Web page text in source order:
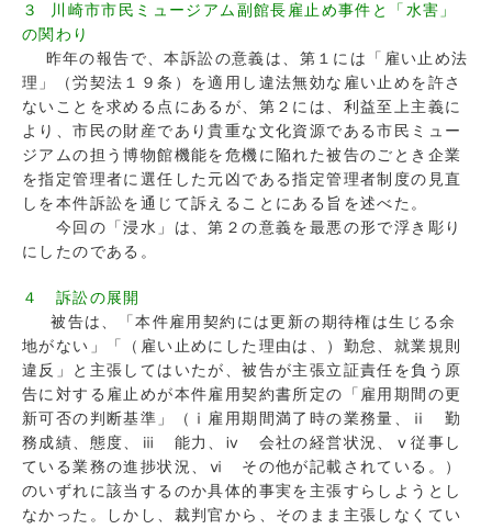
３ 川崎市市民ミュージアム副館長雇止め事件と「水害」
の関わり
昨年の報告で、本訴訟の意義は、第１には「雇い止め法
理」（労契法１９条）を適用し違法無効な雇い止めを許さ
ないことを求める点にあるが、第２には、利益至上主義に
より、市民の財産であり貴重な文化資源である市民ミュー
ジアムの担う博物館機能を危機に陥れた被告のごとき企業
を指定管理者に選任した元凶である指定管理者制度の見直
しを本件訴訟を通じて訴えることにある旨を述べた。
今回の「浸水」は、第２の意義を最悪の形で浮き彫り
にしたのである。
４ 訴訟の展開
被告は、「本件雇用契約には更新の期待権は生じる余
地がない」「（雇い止めにした理由は、）勤怠、就業規則
違反」と主張してはいたが、被告が主張立証責任を負う原
告に対する雇止めが本件雇用契約書所定の「雇用期間の更
新可否の判断基準」（ⅰ雇用期間満了時の業務量、ⅱ 勤
務成績、態度、ⅲ 能力、ⅳ 会社の経営状況、ⅴ従事し
ている業務の進捗状況、ⅵ その他が記載されている。）
のいずれに該当するのか具体的事実を主張すらしようとし
なかった。しかし、裁判官から、そのまま主張しなくてい